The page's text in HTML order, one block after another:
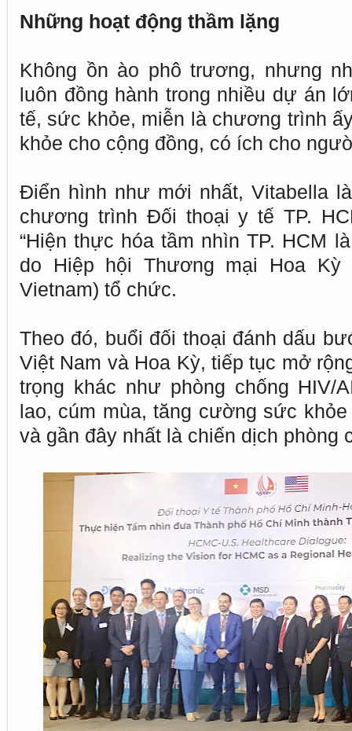
Những hoạt động thầm lặng
Không ồn ào phô trương, nhưng
luôn đồng hành trong nhiều dự án
tế, sức khỏe, miễn là chương trình
khỏe cho cộng đồng, có ích cho
Điển hình như mới nhất, Vitabella
chương trình Đối thoại y tế TP.
“Hiện thực hóa tầm nhìn TP. HCM
do Hiệp hội Thương mại Hoa Kỳ
Vietnam) tổ chức.
Theo đó, buổi đối thoại đánh dấu
Việt Nam và Hoa Kỳ, tiếp tục mở
trọng khác như phòng chống HIV/
lao, cúm mùa, tăng cường sức
và gần đây nhất là chiến dịch phòng